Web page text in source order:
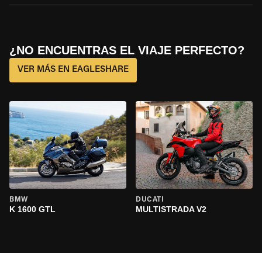
¿NO ENCUENTRAS EL VIAJE PERFECTO?
VER MÁS EN EAGLESHARE
BMW
K 1600 GTL
DUCATI
MULTISTRADA V2